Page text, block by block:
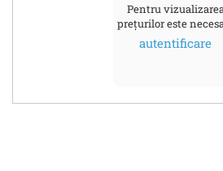
Pentru
prețurilor este
autentificare